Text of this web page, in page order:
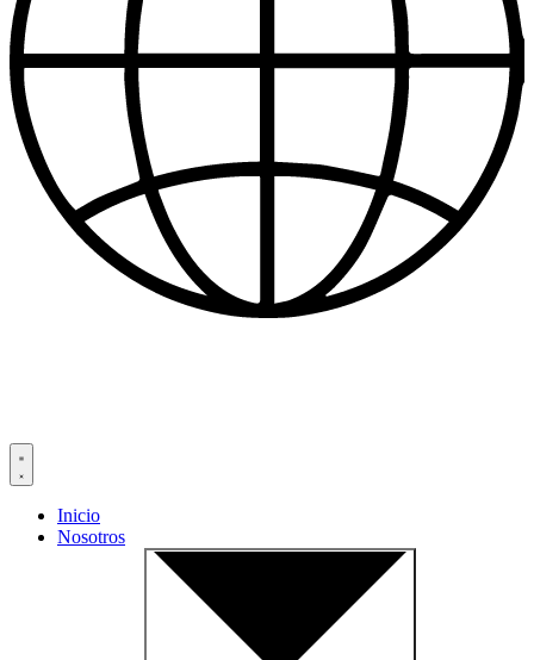
Inicio
Nosotros